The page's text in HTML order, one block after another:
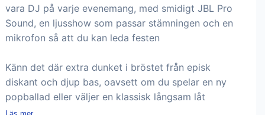
vara DJ på varje evenemang, med smidigt JBL Pro
Sound, en ljusshow som passar stämningen och en
mikrofon så att du kan leda festen
Känn det där extra dunket i bröstet från episk
diskant och djup bas, oavsett om du spelar en ny
popballad eller väljer en klassisk långsam låt